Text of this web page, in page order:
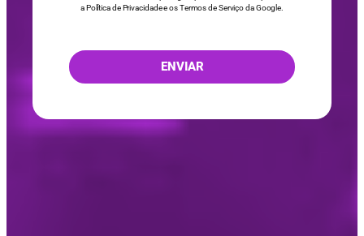
a Política de Privacidadee osTermos de Serviçoda Google.
ENVIAR